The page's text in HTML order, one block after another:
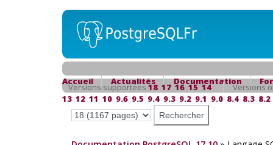
Accueil Actualités Documentation
Versions supportées18 17 16 15 14
Versions
13 12 11 10 9.6 9.5 9.4 9.3 9.2 9.1 9.0 8.4 8.3 8.2